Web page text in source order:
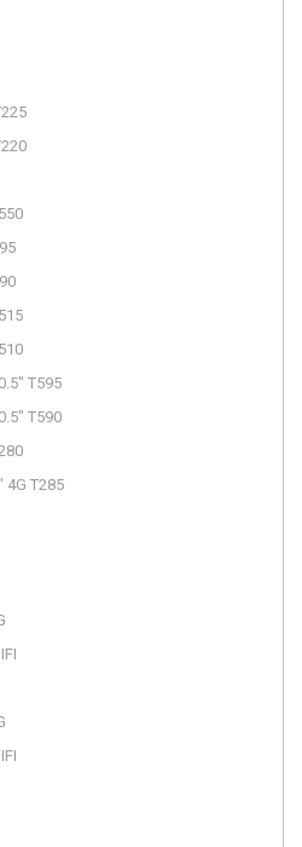
T595
T590
4G T285